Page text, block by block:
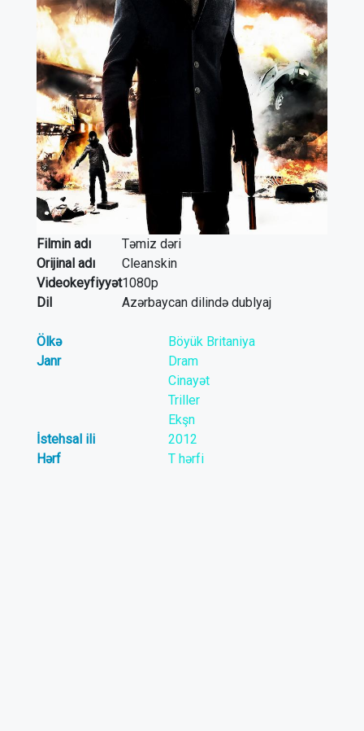
Filmin adı
Təmiz dəri
Orijinal adı
Cleanskin
Videokeyfiyyət1080p
Dil
Azərbaycan dilində dublyaj
Ölkə
Böyük Britaniya
Janr
Dram
Cinayət
Triller
Ekşn
İstehsal ili
2012
Hərf
T hərfi